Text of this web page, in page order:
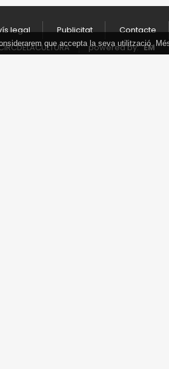
legal Publicitat Contacte
powered by: EM
que accepta la seva utilització.